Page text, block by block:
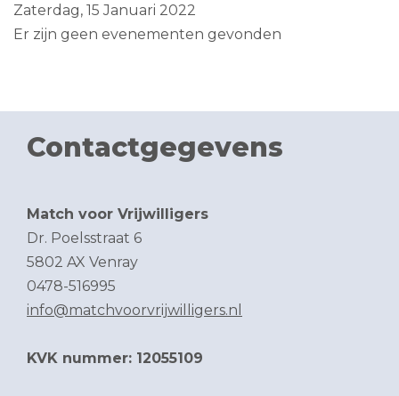
Zaterdag, 15 Januari 2022
Er zijn geen evenementen gevonden
Contactgegevens
Match voor Vrijwilligers
Dr. Poelsstraat 6
5802 AX Venray
0478-516995
info@matchvoorvrijwilligers.nl
KVK nummer: 12055109